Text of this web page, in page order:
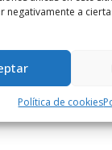
negativamente a
Política de cookies